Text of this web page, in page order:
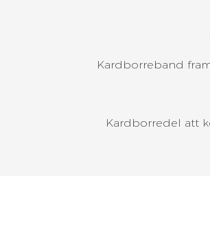
Kardborreband
Kardborredel att